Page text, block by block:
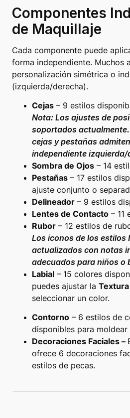
Componentes
de Maquillaje
Cada componente puede
forma independiente. Muchos
personalización simétrica o
(izquierda/derecha).
Cejas – 9 estilos
Nota: Los ajustes de
soportados
cejas y pestañas
independiente izquierda/
Sombra de Ojos – 14
Pestañas – 17 estilos
ajuste conjunto o
Delineador – 9 estilos
Lentes de Contacto – 11
Rubor – 12 estilos de
Los iconos de los estilos
actualizados con notas
adecuados para niños o
Labial – 15 colores
puedes ajustar la Textura
seleccionar un color.
Contorno – 6 estilos de
disponibles para
Decoraciones Faciales –
ofrece 6 decoraciones
estilos de pecas.